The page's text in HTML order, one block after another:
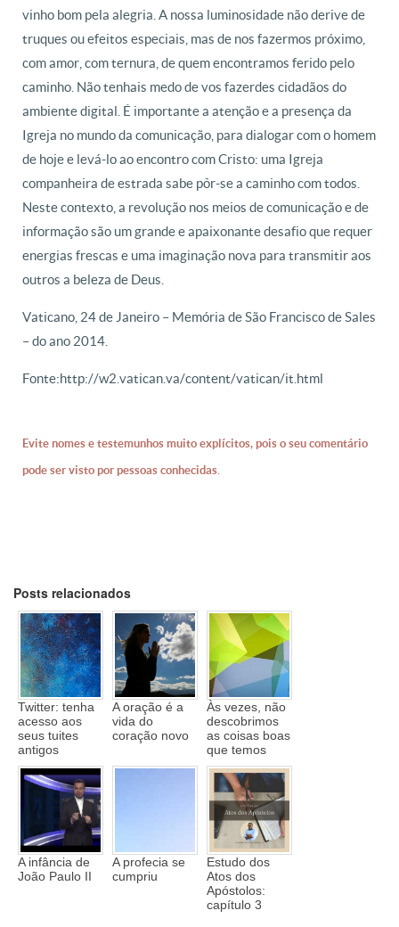
vinho bom pela alegria. A nossa luminosidade não derive de
truques ou efeitos especiais, mas de nos fazermos próximo,
com amor, com ternura, de quem encontramos ferido pelo
caminho. Não tenhais medo de vos fazerdes cidadãos do
ambiente digital. É importante a atenção e a presença da
Igreja no mundo da comunicação, para dialogar com o homem
de hoje e levá-lo ao encontro com Cristo: uma Igreja
companheira de estrada sabe pôr-se a caminho com todos.
Neste contexto, a revolução nos meios de comunicação e de
informação são um grande e apaixonante desafio que requer
energias frescas e uma imaginação nova para transmitir aos
outros a beleza de Deus.
Vaticano, 24 de Janeiro – Memória de São Francisco de Sales
– do ano 2014.
Fonte: http://w2.vatican.va/content/vatican/it.html
Evite nomes e testemunhos muito explícitos, pois o seu comentário
pode ser visto por pessoas conhecidas.
Posts relacionados
Twitter: tenha
acesso aos
seus tuites
antigos
A oração é a
vida do
coração novo
Às vezes, não
descobrimos
as coisas boas
que temos
A infância de
João Paulo II
A profecia se
cumpriu
Estudo dos
Atos dos
Apóstolos:
capítulo 3